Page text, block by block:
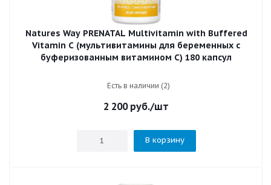
Natures Way PRENATAL Multivitamin with Buffered
Vitamin C (мультивитамины для беременных с
буферизованным витамином C) 180 капсул
Есть в наличии (2)
2 200руб./шт
В корзину